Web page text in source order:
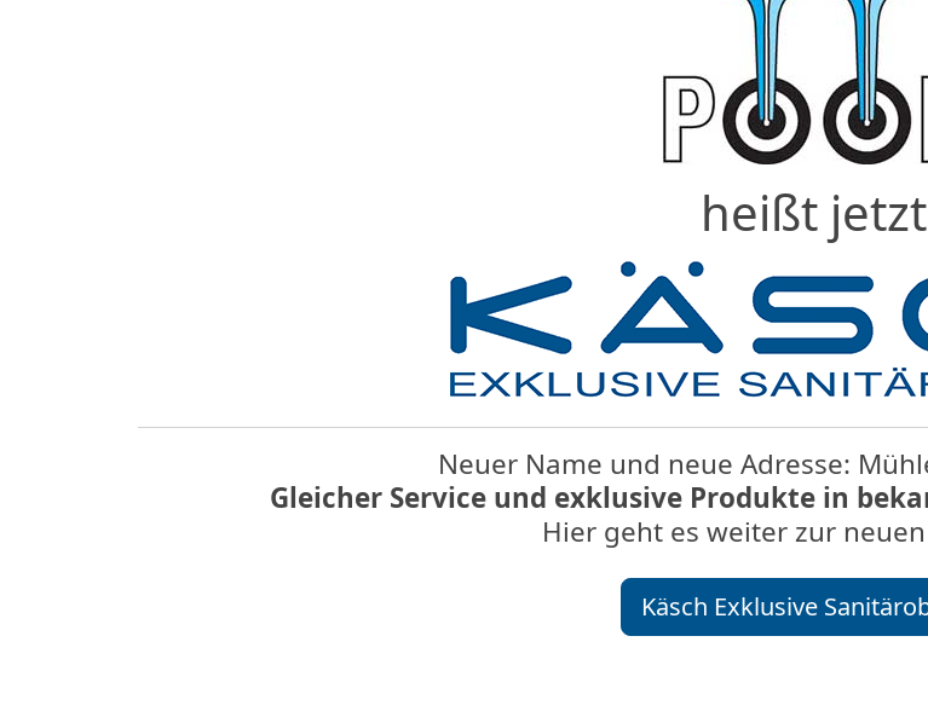
heißt jetzt
Neuer Name und neue Adresse:
Gleicher Service und exklusive Produkte in
Hier geht es weiter zur
Käsch Exklusive